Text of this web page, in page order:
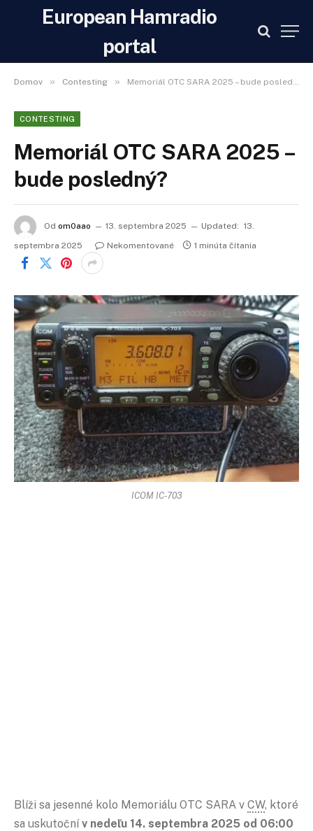
European Hamradio
portal
Domov » Contesting » Memoriál OTC SARA 2025 – bude posledný?
CONTESTING
Memoriál OTC SARA 2025 –
bude posledný?
Od om0aao 13. septembra 2025 Updated: 13.
septembra 2025
Nekomentované 1 minúta čítania
ICOM IC-703
Blíži sa jesenné kolo Memoriálu OTC SARA v CW, ktoré
sa uskutočnív nedeľu 14. septembra 2025 od 06:00